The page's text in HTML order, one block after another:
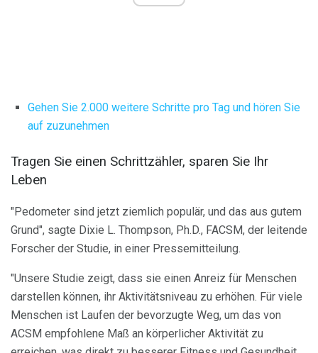
Gehen Sie 2.000 weitere Schritte pro Tag und hören Sie
auf zuzunehmen
Tragen Sie einen Schrittzähler, sparen Sie Ihr
Leben
"Pedometer sind jetzt ziemlich populär, und das aus gutem
Grund", sagte Dixie L. Thompson, Ph.D., FACSM, der leitende
Forscher der Studie, in einer Pressemitteilung.
"Unsere Studie zeigt, dass sie einen Anreiz für Menschen
darstellen können, ihr Aktivitätsniveau zu erhöhen. Für viele
Menschen ist Laufen der bevorzugte Weg, um das von
ACSM empfohlene Maß an körperlicher Aktivität zu